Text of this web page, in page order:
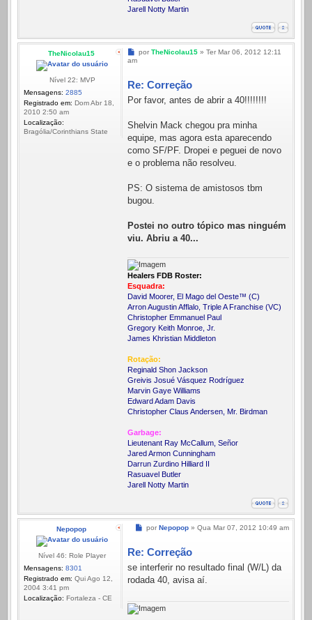
Jarell Notty Martin
TheNicolau15
Nível 22: MVP
Mensagens: 2885
Registrado em: Dom Abr 18,
2010 2:50 am
Localização:
Bragólia/Corinthians State
Mensagem
por TheNicolau15» Ter Mar 06, 2012 12:11
am
Re: Correção
Por favor, antes de abrir a 40!!!!!!!!
Shelvin Mack chegou pra minha
equipe, mas agora esta aparecendo
como SF/PF. Dropei e peguei de novo
e o problema não resolveu.
PS: O sistema de amistosos tbm
bugou.
Postei no outro tópico mas ninguém
viu. Abriu a 40...
Healers FDB Roster:
Esquadra:
David Moorer, El Mago del Oeste™ (C)
Arron Augustin Afflalo, Triple A Franchise (VC)
Christopher Emmanuel Paul
Gregory Keith Monroe, Jr.
James Khristian Middleton
Rotação:
Reginald Shon Jackson
Greivis Josué Vásquez Rodríguez
Marvin Gaye Williams
Edward Adam Davis
Christopher Claus Andersen, Mr. Birdman
Garbage:
Lieutenant Ray McCallum, Señor
Jared Armon Cunningham
Darrun Zurdino Hilliard II
Rasuavel Butler
Jarell Notty Martin
Nepopop
Nível 46: Role Player
Mensagens: 8301
Registrado em: Qui Ago 12,
2004 3:41 pm
Localização: Fortaleza - CE
Mensagem
por Nepopop » Qua Mar 07, 2012 10:49 am
Re: Correção
se interferir no resultado final (W/L) da
rodada 40, avisa aí.